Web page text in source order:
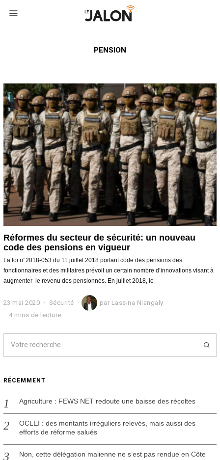
PENSION
Réformes du secteur de sécurité: un nouveau
code des pensions en vigueur
La loi n°2018-053 du 11 juillet 2018 portant code des pensions des
fonctionnaires et des militaires prévoit un certain nombre d’innovations visant à
augmenter le revenu des pensionnés. En juillet 2018, le
23 mai 2020
3
m
2
0
Sécurité par Lassina Niangaly
4 mins de lecture
RÉCEMMENT
Agriculture : FEWS NET redoute une baisse des récoltes
OCLEI : des montants irréguliers relevés, mais aussi des
efforts de réforme salués
Non, cette délégation malienne ne s’est pas rendue en Côte